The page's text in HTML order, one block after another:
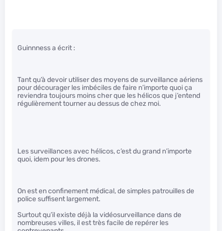
Guinnness a écrit :
Tant qu’à devoir utiliser des moyens de surveillance aériens
pour décourager les imbéciles de faire n’importe quoi ça
reviendra toujours moins cher que les hélicos que j’entend
régulièrement tourner au dessus de chez moi.
Les surveillances avec hélicos, c’est du grand n’importe
quoi, idem pour les drones.
On est en confinement médical, de simples patrouilles de
police suffisent largement.
Surtout qu’il existe déjà la vidéosurveillance dans de
nombreuses villes, il est très facile de repérer les